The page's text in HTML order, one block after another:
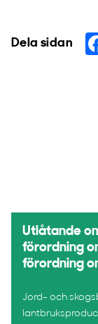
Dela sidan
Utlåtande
förordning
förordning
Jord- och